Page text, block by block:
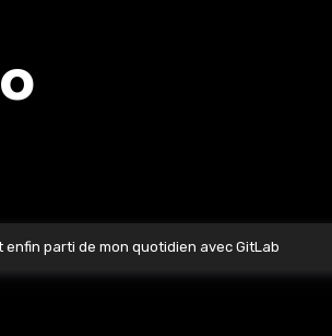
enfin parti de mon quotidien avec GitLab